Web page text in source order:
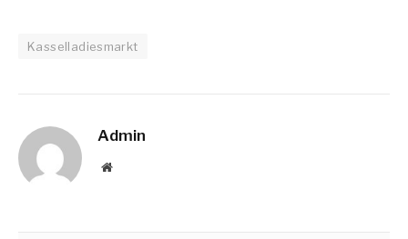
Kasselladiesmarkt
Admin
Website